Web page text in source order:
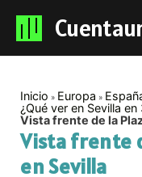
Inicio Europa
¿Qué ver en Sevilla en
Vista frente de la
Vista frente
en Sevilla